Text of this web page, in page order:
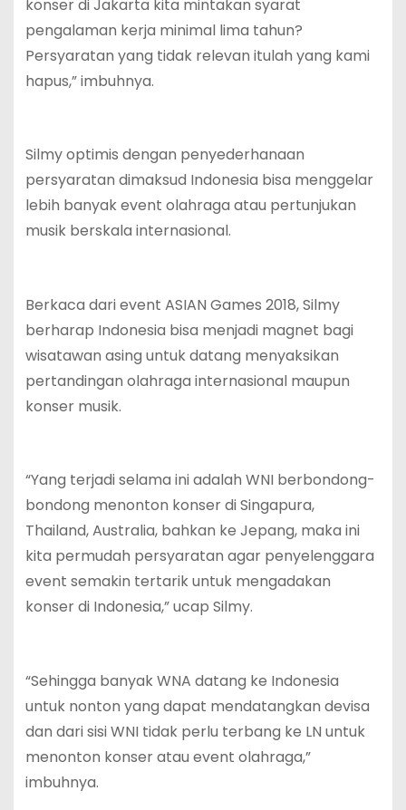
konser di Jakarta kita mintakan syarat
pengalaman kerja minimal lima tahun?
Persyaratan yang tidak relevan itulah yang kami
hapus,” imbuhnya.
Silmy optimis dengan penyederhanaan
persyaratan dimaksud Indonesia bisa menggelar
lebih banyak event olahraga atau pertunjukan
musik berskala internasional.
Berkaca dari event ASIAN Games 2018, Silmy
berharap Indonesia bisa menjadi magnet bagi
wisatawan asing untuk datang menyaksikan
pertandingan olahraga internasional maupun
konser musik.
“Yang terjadi selama ini adalah WNI berbondong-
bondong menonton konser di Singapura,
Thailand, Australia, bahkan ke Jepang, maka ini
kita permudah persyaratan agar penyelenggara
event semakin tertarik untuk mengadakan
konser di Indonesia,” ucap Silmy.
“Sehingga banyak WNA datang ke Indonesia
untuk nonton yang dapat mendatangkan devisa
dan dari sisi WNI tidak perlu terbang ke LN untuk
menonton konser atau event olahraga,”
imbuhnya.